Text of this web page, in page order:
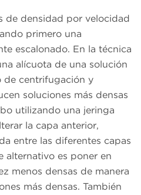
de densidad por velocidad
primero una
escalonado. En la técnica
alícuota de una solución
de centrifugación y
soluciones más densas
utilizando una jeringa
la capa anterior,
entre las diferentes capas
alternativo es poner en
menos densas de manera
más densas. También